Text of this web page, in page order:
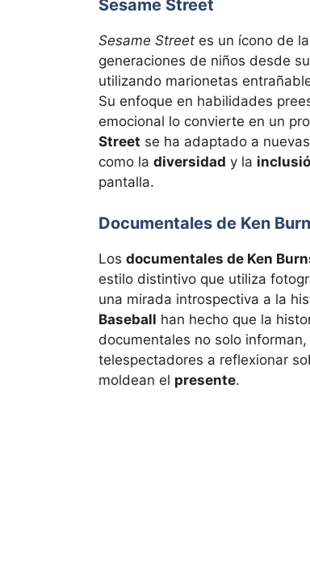
Sesame Street
Sesame Street es un ícono de
generaciones de niños desde
utilizando marionetas
Su enfoque en habilidades
emocional lo convierte en un
Street se ha adaptado a
como la diversidad y la
pantalla.
Documentales de Ken
Los documentales de Ken
estilo distintivo que utiliza
una mirada introspectiva a la
Baseball han hecho que la
documentales no solo
telespectadores a reflexionar
moldean el presente.